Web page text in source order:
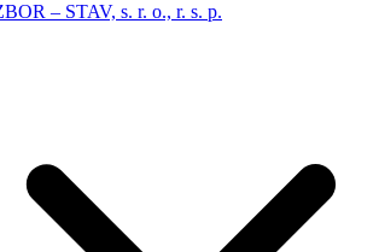
– STAV, s. r. o., r. s. p.